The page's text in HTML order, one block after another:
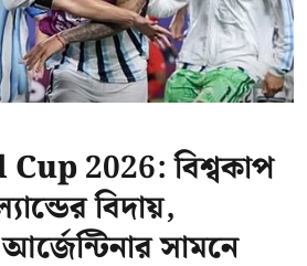
2026: বিশ্বকাপ
বিদায়,
সামনে